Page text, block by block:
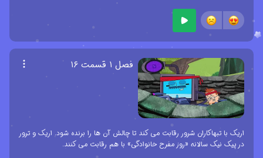
فصل ۱ قسمت ۱۶
اریک با تبهاکاران شرور رقابت می کند تا چالش آن ها را برنده شود. اریک و ترور
در پیک نیک سالانه «روز مفرح خانوادگی» با هم رقابت می کنند.